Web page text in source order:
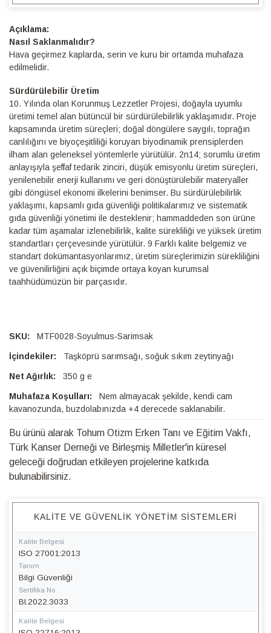
Detaylı
Bilgi
Nasıl Saklanmalıdır?
Hava geçirmez kaplarda, serin ve kuru bir ortamda muhafaza
edilmelidir.
Sürdürülebilir Üretim
10.⁠ ⁠Yılında olan Korunmuş Lezzetler Projesi, doğayla uyumlu
üretimi temel alan bütüncül bir sürdürülebilirlik yaklaşımıdır. Proje
kapsamında üretim süreçleri; doğal döngülere saygılı, toprağın
canlılığını ve biyoçeşitliliği koruyan biyodinamik prensiplerden
ilham alan geleneksel yöntemlerle yürütülür. 2n14; sorumlu üretim
anlayışıyla şeffaf tedarik zinciri, düşük emisyonlu üretim süreçleri,
yenilenebilir enerji kullanımı ve geri dönüştürülebilir materyaller
gibi döngüsel ekonomi ilkelerini benimser. Bu sürdürülebilirlik
yaklaşımı, kapsamlı gıda güvenliği politikalarımız ve sistematik
gıda güvenliği yönetimi ile desteklenir; hammaddeden son ürüne
kadar tüm aşamalar izlenebilirlik, kalite sürekliliği ve yüksek üretim
standartları çerçevesinde yürütülür. 9 Farklı kalite belgemiz ve
standart dokümantasyonlarımız, üretim süreçlerimizin sürekliliğini
ve güvenilirliğini açık biçimde ortaya koyan kurumsal
taahhüdümüzün bir parçasıdır.
MTF0028-Soyulmus-Sarimsak
Taşköprü sarımsağı, soğuk sıkım zeytinyağı
350 g e
Nem almayacak şekilde, kendi cam
kavanozunda, buzdolabınızda +4 derecede saklanabilir.
Bu ürünü alarak Tohum Otizm Erken Tanı ve Eğitim Vakfı,
Türk Kanser Derneği ve Birleşmiş Milletler'in küresel
geleceği doğrudan etkileyen projelerine katkıda
bulunabilirsiniz.
KALITE VE GÜVENLIK YÖNETIM SISTEMLERI
Kalite Belgesi
ISO 27001:2013
Tanım
Bilgi Güvenliği
Sertifika No
BI.2022.3033
Kalite Belgesi